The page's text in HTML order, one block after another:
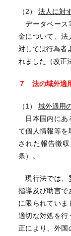
（2） 法人に対
データベース
金について、法
対しては行為者
れました（改正
７ 法の域外適
（1） 域外適用
日本国内にあ
て個人情報等を
された報告徴
条）。
現行法では、
指導及び助言で
に限られていま
適切な対処を行
正により、外国